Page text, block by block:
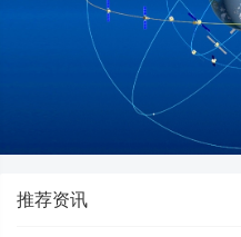
推荐资讯